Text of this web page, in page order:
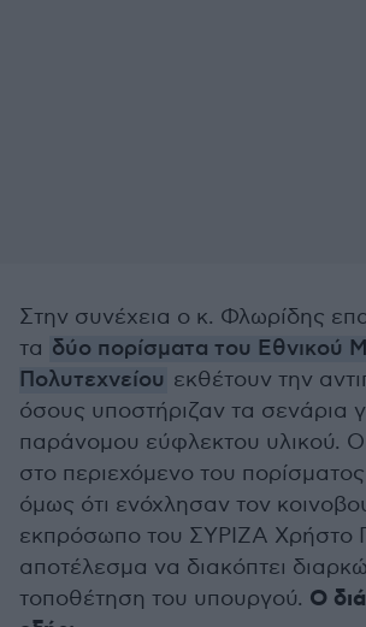
Στην συνέχεια ο κ. Φλωρίδης
τα δύο πορίσματα του Εθνικού
Πολυτεχνείου εκθέτουν την
όσους υποστήριζαν τα σενάρια
παράνομου εύφλεκτου υλικού.
στο περιεχόμενο του πορίσματος
όμως ότι ενόχλησαν τον
εκπρόσωπο του ΣΥΡΙΖΑ Χρήστο
αποτέλεσμα να διακόπτει
τοποθέτηση του υπουργού. Ο